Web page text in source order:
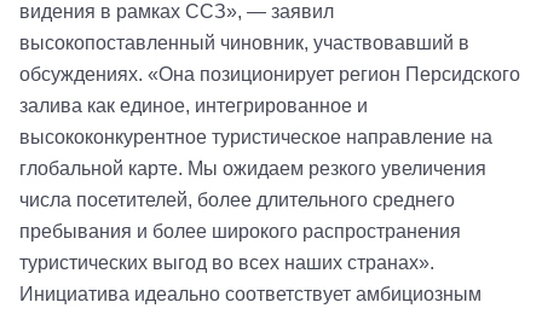
видения в рамках ССЗ», — заявил
высокопоставленный чиновник, участвовавший в
обсуждениях. «Она позиционирует регион Персидского
залива как единое, интегрированное и
высококонкурентное туристическое направление на
глобальной карте. Мы ожидаем резкого увеличения
числа посетителей, более длительного среднего
пребывания и более широкого распространения
туристических выгод во всех наших странах».
Инициатива идеально соответствует амбициозным